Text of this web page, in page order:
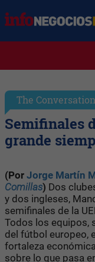
The Conversation
Semifinales
grande
(Por Jorge Martín
Comillas) Dos
y dos ingleses,
semifinales de la
Todos los equipos,
del fútbol europeo,
fortaleza
sobre lo que pasa